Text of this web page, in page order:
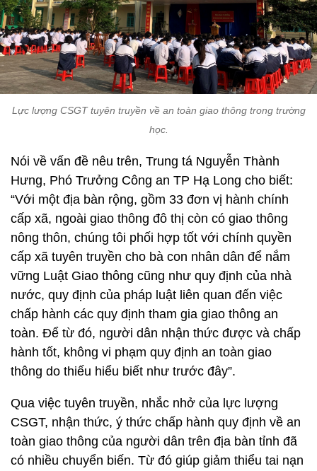
Lực lượng CSGT tuyên truyền về an toàn giao thông trong trường
học.
Nói về vấn đề nêu trên, Trung tá Nguyễn Thành
Hưng, Phó Trưởng Công an TP Hạ Long cho biết:
“Với một địa bàn rộng, gồm 33 đơn vị hành chính
cấp xã, ngoài giao thông đô thị còn có giao thông
nông thôn, chúng tôi phối hợp tốt với chính quyền
cấp xã tuyên truyền cho bà con nhân dân để nắm
vững Luật Giao thông cũng như quy định của nhà
nước, quy định của pháp luật liên quan đến việc
chấp hành các quy định tham gia giao thông an
toàn. Để từ đó, người dân nhận thức được và chấp
hành tốt, không vi phạm quy định an toàn giao
thông do thiếu hiểu biết như trước đây”.
Qua việc tuyên truyền, nhắc nhở của lực lượng
CSGT, nhận thức, ý thức chấp hành quy định về an
toàn giao thông của người dân trên địa bàn tỉnh đã
có nhiều chuyển biến. Từ đó giúp giảm thiểu tai nạn